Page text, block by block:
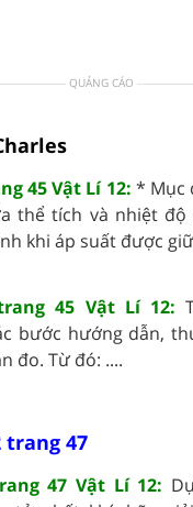
QUẢNG CÁO
45 Vật Lí 12: * Mục
thể tích và nhiệt độ
khi áp suất được
45 Vật Lí 12:
bước hướng dẫn,
đo. Từ đó: ....
trang 47
47 Vật Lí 12: